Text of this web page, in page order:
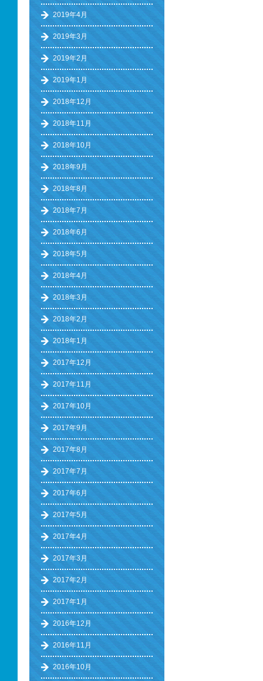
2019年4月
2019年3月
2019年2月
2019年1月
2018年12月
2018年11月
2018年10月
2018年9月
2018年8月
2018年7月
2018年6月
2018年5月
2018年4月
2018年3月
2018年2月
2018年1月
2017年12月
2017年11月
2017年10月
2017年9月
2017年8月
2017年7月
2017年6月
2017年5月
2017年4月
2017年3月
2017年2月
2017年1月
2016年12月
2016年11月
2016年10月